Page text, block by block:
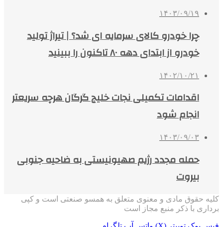
۱۴۰۳/۰۹/۱۹
چرا خودرو کالای سرمایه‌ ای شد؟ | تیراژ تولید
خودرو از ابتدای دهه ۸۰ تاکنون را ببینید
۱۴۰۲/۱۰/۲۱
اقدامات تکمیلی نجات خلیج گرگان هرچه سریعتر
انجام شود
۱۴۰۳/۰۹/۰۳
حمله مجدد رژیم صهیونیستی به ضاحیه جنوبی
بیروت
کلیه حقوق مادی و معنوی متعلق به همسو صنعتی است و کپی
برداری با ذکر منبع مجاز است